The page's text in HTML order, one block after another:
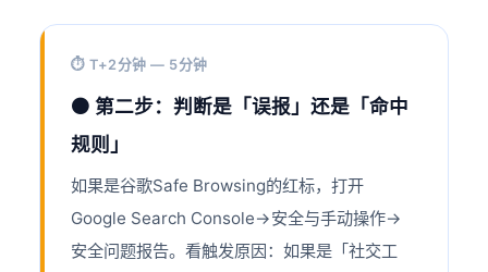
⏱ T+2分钟 — 5分钟
🟠 第二步：判断是「误报」还是「命中
规则」
如果是谷歌Safe Browsing的红标，打开
Google Search Console→安全与手动操作→
安全问题报告。看触发原因：如果是「社交工